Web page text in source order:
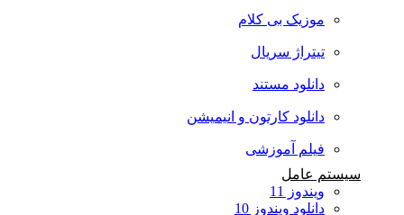
موزیک بی کلام
تیتراژ سریال
دانلود مستند
دانلود کارتون و انیمیشن
فیلم آموزشی
سیستم عامل
ویندوز 11
دانلود ویندوز 10